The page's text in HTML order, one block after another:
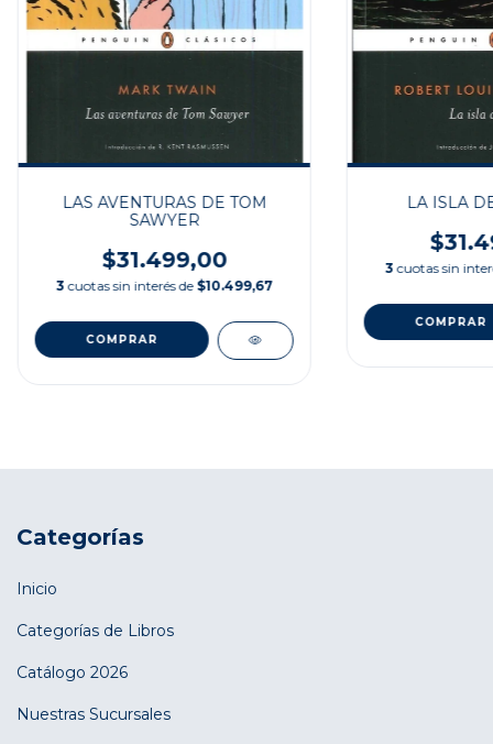
LAS AVENTURAS DE TOM
SAWYER
$31.499,00
3 cuotas sin interés de $10.499,67
LA ISLA
3 cuotas sin
Categorías
Inicio
Categorías de Libros
Catálogo 2026
Nuestras Sucursales